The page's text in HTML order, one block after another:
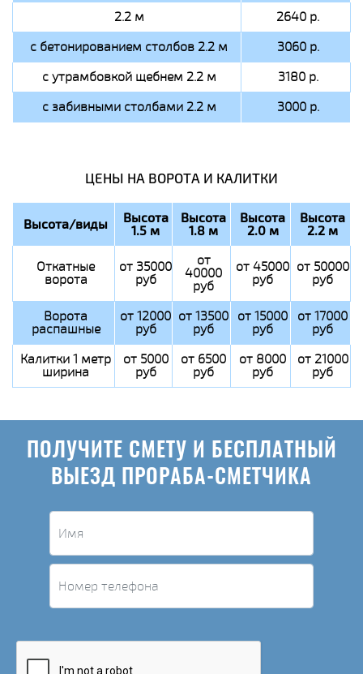
2.2 м
2640 р.
с бетонированием столбов 2.2 м
3060 р.
с утрамбовкой щебнем 2.2 м
3180 р.
с забивными столбами 2.2 м
3000 р.
ЦЕНЫ НА ВОРОТА И КАЛИТКИ
Высота/виды Высота
1.5 м
Высота
1.8 м
Высота
2.0 м
Высота
2.2 м
Откатные
ворота
от 35000
руб
от
40000
руб
от 45000
руб
от 50000
руб
Ворота
распашные
от 12000
руб
от 13500
руб
от 15000
руб
от 17000
руб
Калитки 1 метр
ширина
от 5000
руб
от 6500
руб
от 8000
руб
от 21000
руб
ПОЛУЧИТЕ СМЕТУ И БЕСПЛАТНЫЙ
ВЫЕЗД ПРОРАБА-СМЕТЧИКА